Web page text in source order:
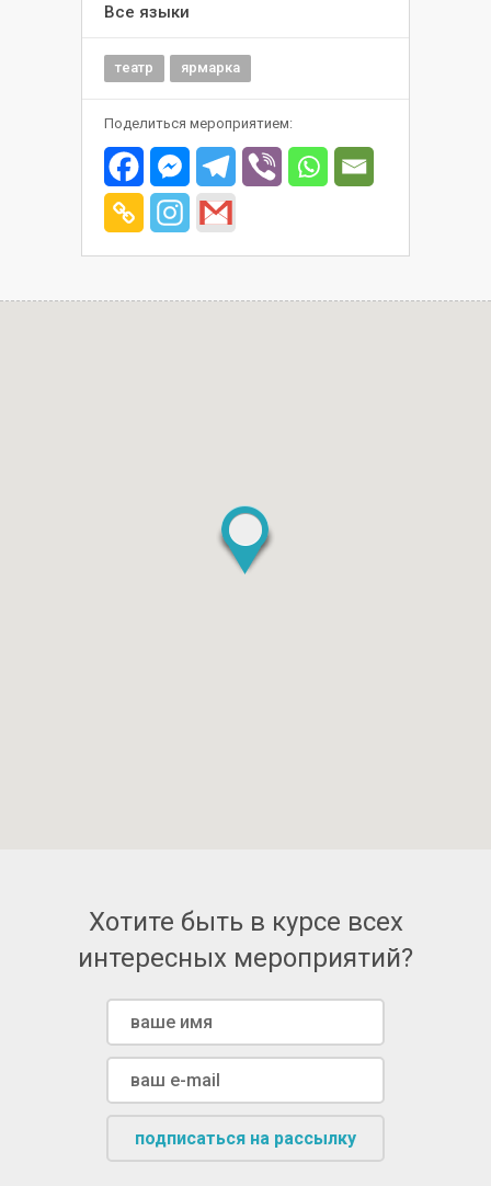
Все языки
театр ярмарка
Поделиться мероприятием:
Хотите быть в курсе всех
интересных мероприятий?
подписаться на рассылку